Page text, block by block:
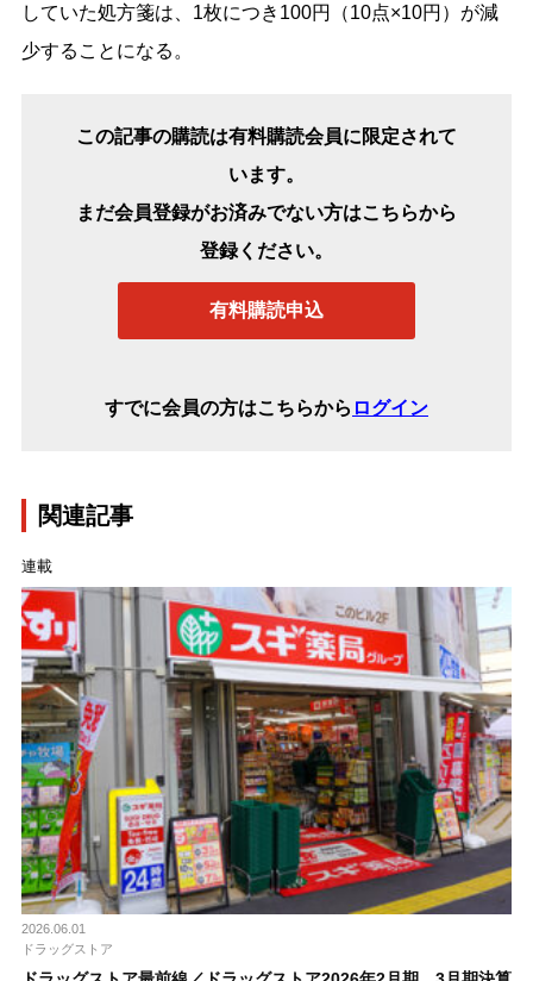
していた処方箋は、1枚につき100円（10点×10円）が減
少することになる。
この記事の購読は有料購読会員に限定されて
います。
まだ会員登録がお済みでない方はこちらから
登録ください。
有料購読申込
すでに会員の方はこちらから ログイン
関連記事
連載
2026.06.01
ドラッグストア